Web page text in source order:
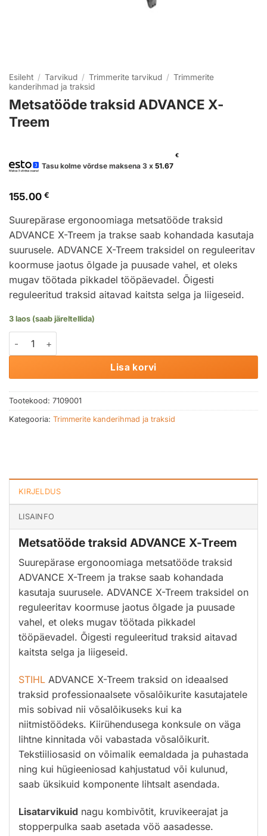
Esileht / Tarvikud / Trimmerite tarvikud / Trimmerite
kanderihmad ja traksid
Metsatööde traksid ADVANCE X-
Treem
Tasu kolme võrdse maksena 3 x 51.67
€
155.00 €
Suurepärase ergonoomiaga metsatööde traksid
ADVANCE X-Treem ja trakse saab kohandada kasutaja
suurusele. ADVANCE X-Treem traksidel on reguleeritav
koormuse jaotus õlgade ja puusade vahel, et oleks
mugav töötada pikkadel tööpäevadel. Õigesti
reguleeritud traksid aitavad kaitsta selga ja liigeseid.
3 laos (saab järeltellida)
Metsatööde traksid ADVANCE X-Treem kogus
Lisa korvi
Tootekood: 7109001
Kategooria: Trimmerite kanderihmad ja traksid
KIRJELDUS
LISAINFO
Metsatööde traksid ADVANCE X-Treem
Suurepärase ergonoomiaga metsatööde traksid
ADVANCE X-Treem ja trakse saab kohandada
kasutaja suurusele. ADVANCE X-Treem traksidel on
reguleeritav koormuse jaotus õlgade ja puusade
vahel, et oleks mugav töötada pikkadel
tööpäevadel. Õigesti reguleeritud traksid aitavad
kaitsta selga ja liigeseid.
STIHL ADVANCE X-Treem traksid on ideaalsed
traksid professionaalsete võsalõikurite kasutajatele
mis sobivad nii võsalõikuseks kui ka
niitmistöödeks. Kiirühendusega konksule on väga
lihtne kinnitada või vabastada võsalõikurit.
Tekstiiliosasid on võimalik eemaldada ja puhastada
ning kui hügieeniosad kahjustatud või kulunud,
saab üksikuid komponente lihtsalt asendada.
Lisatarvikuid nagu kombivõtit, kruvikeerajat ja
stopperpulka saab asetada vöö aasadesse.